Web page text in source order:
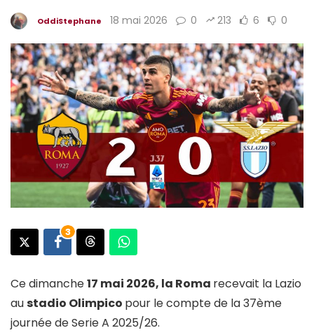
OddiStephane 18 mai 2026 0 213 6 0
3
Ce dimanche17 mai 2026, la Roma recevait la Lazio
austadio Olimpico pour le compte de la 37ème
journée de Serie A 2025/26.